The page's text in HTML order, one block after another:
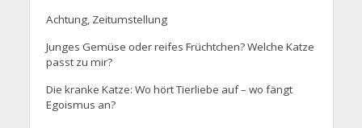
Achtung, Zeitumstellung
Junges Gemüse oder reifes Früchtchen? Welche Katze
passt zu mir?
Die kranke Katze: Wo hört Tierliebe auf – wo fängt
Egoismus an?